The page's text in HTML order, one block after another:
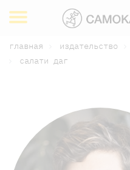
главная издательство
салати даг